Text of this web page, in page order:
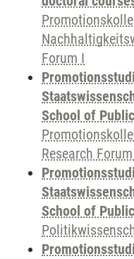
Forum I
School of
Research
School of